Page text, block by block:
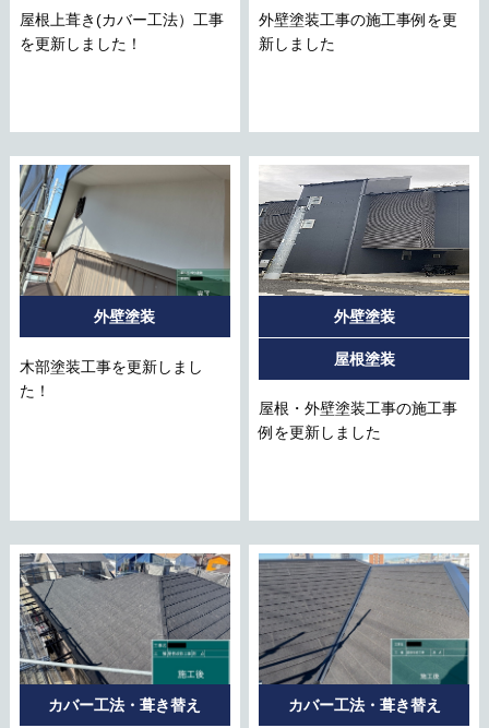
屋根上葺き(カバー工法）工事
を更新しました！
外壁塗装工事の施工事例を更
新しました
外壁塗装
木部塗装工事を更新しまし
た！
外壁塗装
屋根塗装
屋根・外壁塗装工事の施工事
例を更新しました
カバー工法・葺き替え カバー工法・葺き替え